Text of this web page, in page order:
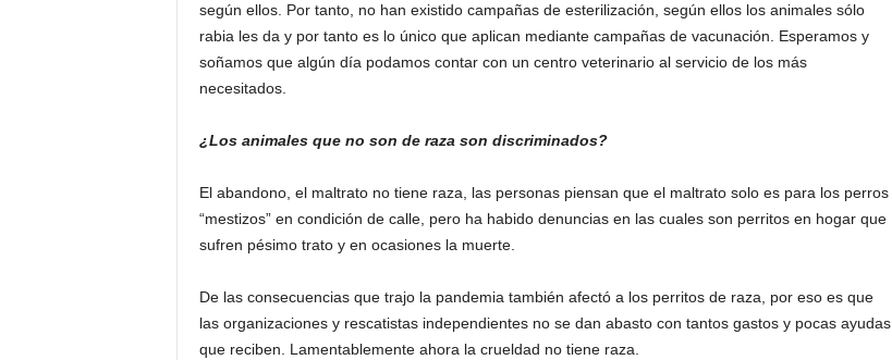
según ellos. Por tanto, no han existido campañas de esterilización, según ellos los animales sólo
rabia les da y por tanto es lo único que aplican mediante campañas de vacunación. Esperamos y
soñamos que algún día podamos contar con un centro veterinario al servicio de los más
necesitados.
¿Los animales que no son de raza son discriminados?
El abandono, el maltrato no tiene raza, las personas piensan que el maltrato solo es para los perros
“mestizos” en condición de calle, pero ha habido denuncias en las cuales son perritos en hogar que
sufren pésimo trato y en ocasiones la muerte.
De las consecuencias que trajo la pandemia también afectó a los perritos de raza, por eso es que
las organizaciones y rescatistas independientes no se dan abasto con tantos gastos y pocas ayudas
que reciben. Lamentablemente ahora la crueldad no tiene raza.